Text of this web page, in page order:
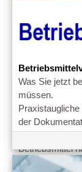
Was Sie jetzt
müssen.
der
Kontrolle. Gut
Betriebsmittel